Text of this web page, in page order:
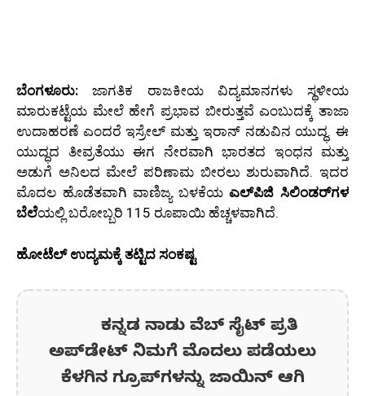
ಬೆಂಗಳೂರು: ಜಾಗತಿಕ ರಾಜಕೀಯ ವಿದ್ಯಮಾನಗಳು ಸ್ಥಳೀಯ
ಮಾರುಕಟ್ಟೆಯ ಮೇಲೆ ಹೇಗೆ ಪ್ರಭಾವ ಬೀರುತ್ತವೆ ಎಂಬುದಕ್ಕೆ ತಾಜಾ
ಉದಾಹರಣೆ ಎಂದರೆ ಇಸ್ರೇಲ್ ಮತ್ತು ಇರಾನ್ ನಡುವಿನ ಯುದ್ಧ. ಈ
ಯುದ್ಧದ ತೀವ್ರತೆಯು ಈಗ ನೇರವಾಗಿ ಭಾರತದ ಇಂಧನ ಮತ್ತು
ಅಡುಗೆ ಅನಿಲದ ಮೇಲೆ ಪರಿಣಾಮ ಬೀರಲು ಶುರುವಾಗಿದೆ. ಇದರ
ಮೊದಲ ಹೊಡೆತವಾಗಿ ವಾಣಿಜ್ಯ ಬಳಕೆಯಎಲ್​ಪಿಜಿ ಸಿಲಿಂಡರ್‌ಗಳ
ಬೆಲೆಯಲ್ಲಿ ಬರೋಬ್ಬರಿ 115 ರೂಪಾಯಿ ಹೆಚ್ಚಳವಾಗಿದೆ.
ಹೋಟೆಲ್ ಉದ್ಯಮಕ್ಕೆ ತಟ್ಟಿದ ಸಂಕಷ್ಟ
ಕನ್ನಡ ನಾಡು ವೆಬ್ ಸೈಟ್ ಪ್ರತಿ
ಅಪ್‌ಡೇಟ್‌ ನಿಮಗೆ ಮೊದಲು ಪಡೆಯಲು
ಕೆಳಗಿನ ಗ್ರೂಪ್‌ಗಳನ್ನು ಜಾಯಿನ್ ಆಗಿ